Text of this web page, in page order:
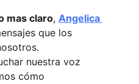
mas claro, Angelica
que los
nuestra voz
cómo